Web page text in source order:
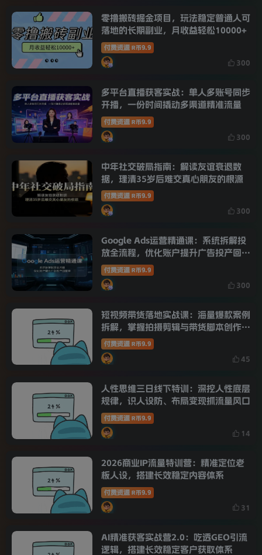
零撸搬砖掘金项目，玩法稳定普通人可
落地的长期副业，月收益轻松10000+
付费资源 R币9.9
300
多平台直播获客实战：单人多账号同步
开播，一份时间撬动多渠道精准流量
付费资源 R币9.9
300
中年社交破局指南：解读友谊衰退数
据，理清35岁后难交真心朋友的根源
付费资源 R币9.9
300
Google Ads运营精通课：系统拆解投
放全流程，优化账户提升广告投产回报
率
付费资源 R币9.9
300
短视频带货落地实战课：海量爆款案例
拆解，掌握拍摄剪辑与带货脚本创作技
巧
付费资源 R币9.9
45
人性思维三日线下特训：深挖人性底层
规律，识人设防、布局变现抓流量风口
付费资源 R币9.9
14
2026商业IP流量特训营：精准定位老
板人设，搭建长效稳定内容体系
付费资源 R币9.9
31
AI精准获客实战营2.0：吃透GEO引流
逻辑，搭建长效稳定客户获取体系